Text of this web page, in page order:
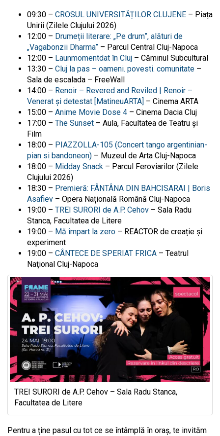
09:30 – CROSUL UNIVERSITĂȚILOR CLUJENE – Piața
Unirii (Zilele Clujului 2026)
12:00 – Drumeții literare: „Pe drum”, alături de
„Vagabonzii Dharma” – Parcul Central Cluj-Napoca
12:00 – Launmomentdat în Cluj – Căminul Subcultural
13:30 – Cluj la pas – oameni. povesti. comunitate –
Sala de escalada – FreeWall
14:00 – Renoir – Revered and Reviled | Renoir –
Venerat și detestat [MatineuARTA] – Cinema ARTA
15:00 – Anime Movie Dose 4 – Cinema Dacia Cluj
17:00 – The Sunset – Aula, Facultatea de Teatru și
Film
18:00 – PIAZZOLLA-105 (Concert tango argentinian-
pian si bandoneon) – Muzeul de Arta Cluj-Napoca
18:00 – Midday Snack – Parcul Feroviarilor (Zilele
Clujului 2026)
18:30 – Premieră: FÂNTÂNA DIN BAHCISARAI | Boris
Asafiev – Opera Națională Română Cluj-Napoca
19:00 – TREI SURORI de A.P. Cehov – Sala Radu
Stanca, Facultatea de Litere
19:00 – Mă împart la zero – REACTOR de creație și
experiment
19:00 – CÂNTECE DE SPERIAT FRICA – Teatrul
Naţional Cluj-Napoca
TREI SURORI de A.P. Cehov – Sala Radu Stanca,
Facultatea de Litere
Pentru a ține pasul cu tot ce se întâmplă în oraș, te invităm